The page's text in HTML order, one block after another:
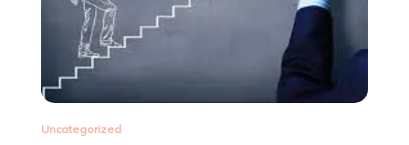
Uncategorized